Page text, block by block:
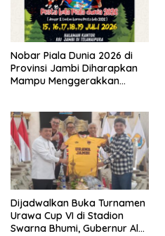
Nobar Piala Dunia 2026 di
Provinsi Jambi Diharapkan
Mampu Menggerakkan
Dijadwalkan Buka Turnamen
Urawa Cup VI di Stadion
Swarna Bhumi, Gubernur Al